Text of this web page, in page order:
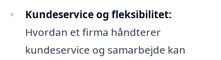
Kundeservice og fleksibilitet:
Hvordan et firma håndterer
kundeservice og samarbejde kan